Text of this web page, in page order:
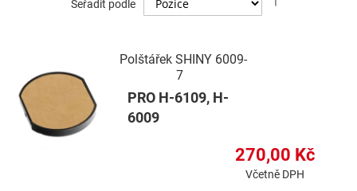
Seřadit podle
Polštářek SHINY 6009-
7
PRO H-6109, H-
6009
270,00 Kč
Včetně DPH